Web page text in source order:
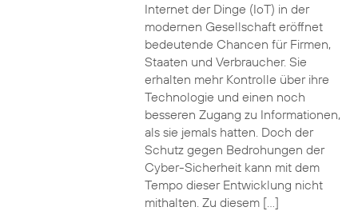
Internet der Dinge (IoT) in der
modernen Gesellschaft eröffnet
bedeutende Chancen für Firmen,
Staaten und Verbraucher. Sie
erhalten mehr Kontrolle über ihre
Technologie und einen noch
besseren Zugang zu Informationen,
als sie jemals hatten. Doch der
Schutz gegen Bedrohungen der
Cyber-Sicherheit kann mit dem
Tempo dieser Entwicklung nicht
mithalten. Zu diesem […]